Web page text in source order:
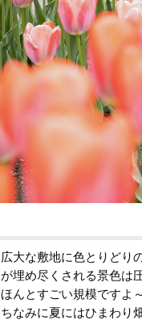
広大な敷地に色とりどり
が埋め尽くされる景色は
ほんとすごい規模ですよ
ちなみに夏にはひまわり